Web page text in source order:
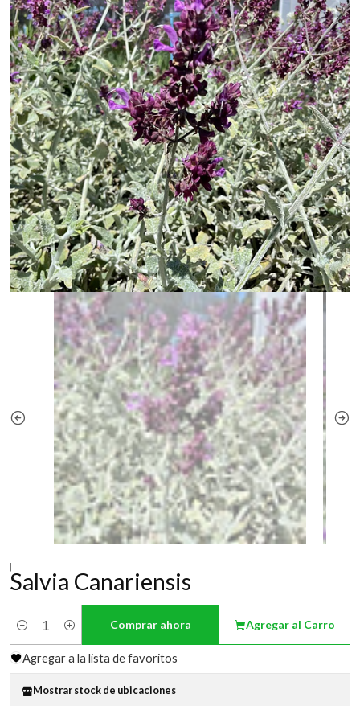
|
Salvia Canariensis
Cantidad
Agregar al Carro
Comprar ahora
Agregar a la lista de favoritos
Mostrar stock de ubicaciones